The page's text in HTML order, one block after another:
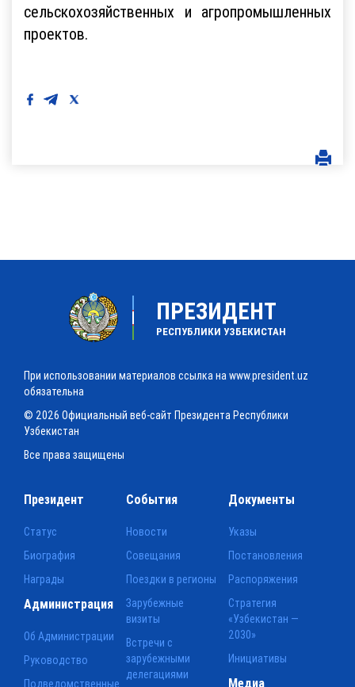
сельскохозяйственных и агропромышленных
проектов.
ПРЕЗИДЕНТ
РЕСПУБЛИКИ УЗБЕКИСТАН
При использовании материалов ссылка на www.president.uz
обязательна
© 2026 Официальный веб-сайт Президента Республики
Узбекистан
Все права защищены
Президент
Статус
Биография
Награды
События
Новости
Совещания
Поездки в регионы
Зарубежные
визиты
Встречи с
зарубежными
делегациями
Документы
Указы
Постановления
Распоряжения
Стратегия
«Узбекистан —
2030»
Инициативы
Администрация
Об Администрации
Руководство
Подведомственные
Медиа